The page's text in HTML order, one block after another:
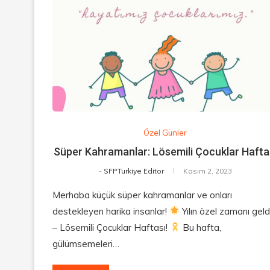
Özel Günler
Süper Kahramanlar: Lösemili Çocuklar
- SFPTurkiye Editor Kasım 2, 2023
Merhaba küçük süper kahramanlar ve onları
destekleyen harika insanlar!
Yılın özel zamanı
– Lösemili Çocuklar Haftası!
Bu hafta,
gülümsemeleri…